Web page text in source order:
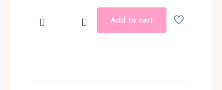
COMPASS
Add to cart